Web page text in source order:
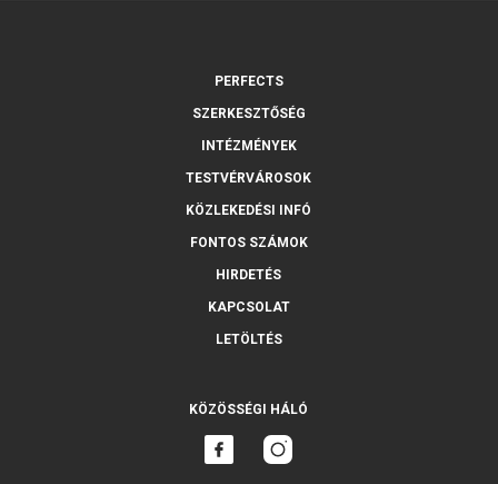
PERFECTS
SZERKESZTŐSÉG
INTÉZMÉNYEK
TESTVÉRVÁROSOK
KÖZLEKEDÉSI INFÓ
FONTOS SZÁMOK
HIRDETÉS
KAPCSOLAT
LETÖLTÉS
KÖZÖSSÉGI HÁLÓ